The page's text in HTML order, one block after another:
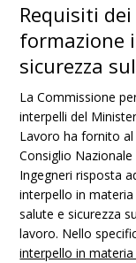
Requisiti
formazione
sicurezza
La Commissione
interpelli del
Lavoro ha fornito al
Consiglio Nazionale
Ingegneri risposta
interpello in materia
salute e sicurezza
lavoro. Nello
interpello in materia